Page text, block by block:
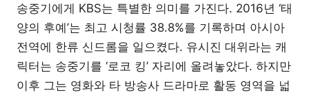
송중기에게 KBS는 특별한 의미를 가진다. 2016년 ‘태
양의 후예’는 최고 시청률 38.8%를 기록하며 아시아
전역에 한류 신드롬을 일으켰다. 유시진 대위라는 캐
릭터는 송중기를 ‘로코 킹’ 자리에 올려놓았다. 하지만
이후 그는 영화와 타 방송사 드라마로 활동 영역을 넓